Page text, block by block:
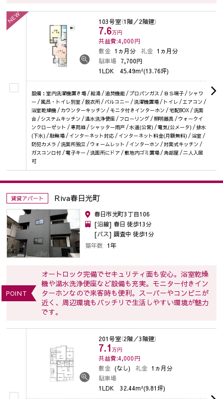
NEW 103号室（1階／2階建）
7.6万円
共益費:4,000円
敷金 1ヵ月分 礼金 1ヵ月分
駐車場 7,700円
1LDK 45.49m²(13.76坪)
設備：室内洗濯機置き場 / 給湯 / 追焚機能 / プロパンガス / ＢＳ端子 / シャワ
ー / 風呂・トイレ別室 / 脱衣所 / バルコニー / 洗濯機置場 / トイレ / エアコン /
浴室乾燥機 / カウンターキッチン / モニタ付きインターホン / 宅配BOX / 洗面
台 / システムキッチン / 温水洗浄便座 / フローリング / 照明器具 / ウォークイ
ンクローゼット / 専用庭 / シャッター雨戸 / 水道(公営) / 電気(公メータ) / 排水
(下水) / 駐輪場 / インターネット対応 / インターネット料金(月額無料) / 浴室 /
防犯カメラ / 洗面所独立 / ウォームレット / インターホン / 対面式キッチン /
ガスコンロ付 / 電子キー / 洗面所にドア / 敷地内ゴミ置場 / 角部屋 / 二人入居
可
賃貸アパート Riva春日光町
春日市光町3丁目106
[沿線] 春日 徒歩13分
[バス] 調査中 徒歩1分
築年数 1年
POINT
オートロック完備でセキュリティ面も安心。浴室乾燥
機や温水洗浄便座など設備も充実。モニター付きイン
ターホンなので来客時も便利。スーパーやコンビニが
近く、周辺環境もバッチリで生活しやすい環境が魅力
です。
201号室（2階／3階建）
7.1 万円
共益費:4,000円
敷金 (なし) 礼金 1ヵ月分
駐車場
1LDK 32.44m²(9.81坪)